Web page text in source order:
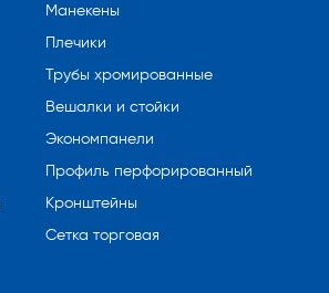
Манекены
Плечики
Трубы хромированные
Вешалки и стойки
Экономпанели
Профиль перфорированный
Кронштейны
Сетка торговая